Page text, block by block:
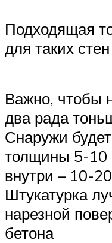
Подходящая
для таких
Важно, чтобы
два рада
Снаружи
толщины 5-10
внутри – 10-
Штукатурка
нарезной
бетона